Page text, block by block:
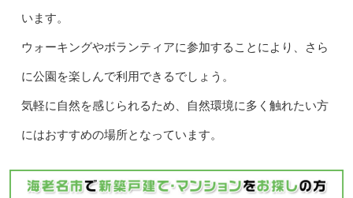
います。
ウォーキングやボランティアに参加することにより、さら
に公園を楽しんで利用できるでしょう。
気軽に自然を感じられるため、自然環境に多く触れたい方
にはおすすめの場所となっています。